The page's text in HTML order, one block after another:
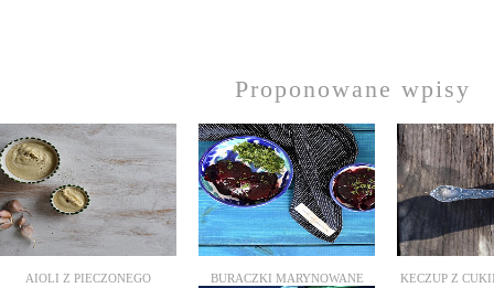
Proponowane wpisy
AIOLI Z PIECZONEGO
BURACZKI MARYNOWANE KECZUP Z